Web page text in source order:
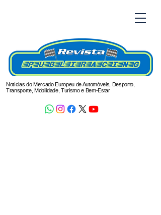
Notícias do Mercado Europeu de Automóveis, Desporto,
Transporte, Mobilidade, Turismo e Bem-Estar